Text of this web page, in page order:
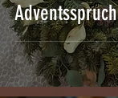
Adventsspruch